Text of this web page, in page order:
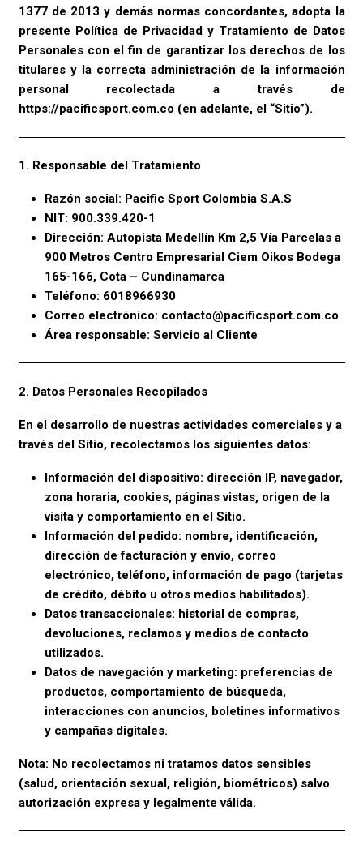
1377 de 2013 y demás normas concordantes, adopta la
presente Política de Privacidad y Tratamiento de Datos
Personales con el fin de garantizar los derechos de los
titulares y la correcta administración de la información
personal recolectada a través de
https://pacificsport.com.co (en adelante, el “Sitio”).
1. Responsable del Tratamiento
Razón social: Pacific Sport Colombia S.A.S
NIT: 900.339.420-1
Dirección: Autopista Medellín Km 2,5 Vía Parcelas a
900 Metros Centro Empresarial Ciem Oikos Bodega
165-166, Cota – Cundinamarca
Teléfono: 6018966930
Correo electrónico: contacto@pacificsport.com.co
Área responsable: Servicio al Cliente
2. Datos Personales Recopilados
En el desarrollo de nuestras actividades comerciales y a
través del Sitio, recolectamos los siguientes datos:
Información del dispositivo: dirección IP, navegador,
zona horaria, cookies, páginas vistas, origen de la
visita y comportamiento en el Sitio.
Información del pedido: nombre, identificación,
dirección de facturación y envío, correo
electrónico, teléfono, información de pago (tarjetas
de crédito, débito u otros medios habilitados).
Datos transaccionales: historial de compras,
devoluciones, reclamos y medios de contacto
utilizados.
Datos de navegación y marketing: preferencias de
productos, comportamiento de búsqueda,
interacciones con anuncios, boletines informativos
y campañas digitales.
Nota: No recolectamos ni tratamos datos sensibles
(salud, orientación sexual, religión, biométricos) salvo
autorización expresa y legalmente válida.